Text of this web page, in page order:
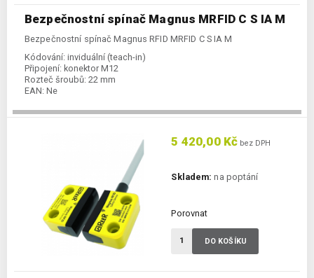
Bezpečnostní spínač Magnus MRFID C S IA M
Bezpečnostní spínač Magnus RFID MRFID C S IA M
Kódování: inviduální (teach-in)
Připojení: konektor M12
Rozteč šroubů: 22 mm
EAN: Ne
5 420,00 Kč bez DPH
Skladem: na poptání
Porovnat
DO KOŠÍKU